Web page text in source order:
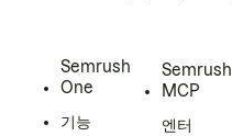
Semrush
One
기능
Semrush
MCP
엔터